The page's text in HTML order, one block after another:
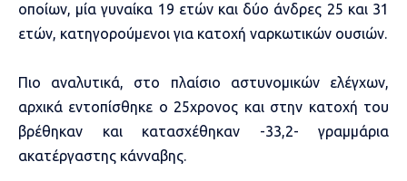
οποίων, μία γυναίκα 19 ετών και δύο άνδρες 25 και 31
ετών, κατηγορούμενοι για κατοχή ναρκωτικών ουσιών.
Πιο αναλυτικά, στο πλαίσιο αστυνομικών ελέγχων,
αρχικά εντοπίσθηκε ο 25χρονος και στην κατοχή του
βρέθηκαν και κατασχέθηκαν -33,2- γραμμάρια
ακατέργαστης κάνναβης.